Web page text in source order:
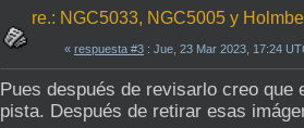
re.: NGC5033, NGC5005 y
« respuesta #3 : Jue, 23 Mar 2023, 17:24
Pues después de revisarlo creo que
pista. Después de retirar esas